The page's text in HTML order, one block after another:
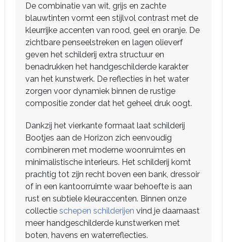
De combinatie van wit, grijs en zachte
blauwtinten vormt een stijlvol contrast met de
kleurrijke accenten van rood, geel en oranje. De
zichtbare penseelstreken en lagen olieverf
geven het schilderij extra structuur en
benadrukken het handgeschilderde karakter
van het kunstwerk. De reflecties in het water
zorgen voor dynamiek binnen de rustige
compositie zonder dat het geheel druk oogt.
Dankzij het vierkante formaat laat schilderij
Bootjes aan de Horizon zich eenvoudig
combineren met moderne woonruimtes en
minimalistische interieurs. Het schilderij komt
prachtig tot zijn recht boven een bank, dressoir
of in een kantoorruimte waar behoefte is aan
rust en subtiele kleuraccenten. Binnen onze
collectie schepen schilderijen vind je daarnaast
meer handgeschilderde kunstwerken met
boten, havens en waterreflecties.